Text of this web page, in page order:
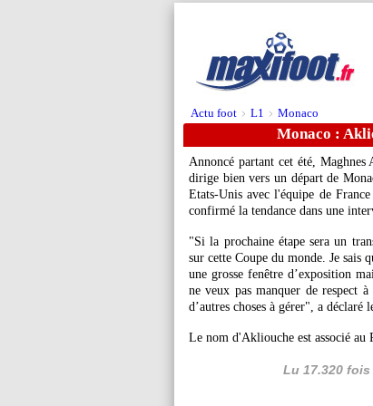
Actu foot > L1 > Monaco
Monaco :
Annoncé partant cet été, Maghnes
dirige bien vers un départ de
Etats-Unis avec l'équipe de
confirmé la tendance dans une
"Si la prochaine étape sera un
sur cette Coupe du monde. Je sais
une grosse fenêtre d’exposition
ne veux pas manquer de respect
d’autres choses à gérer", a déclaré
Le nom d'Akliouche est associé au
Lu 17.320 fois